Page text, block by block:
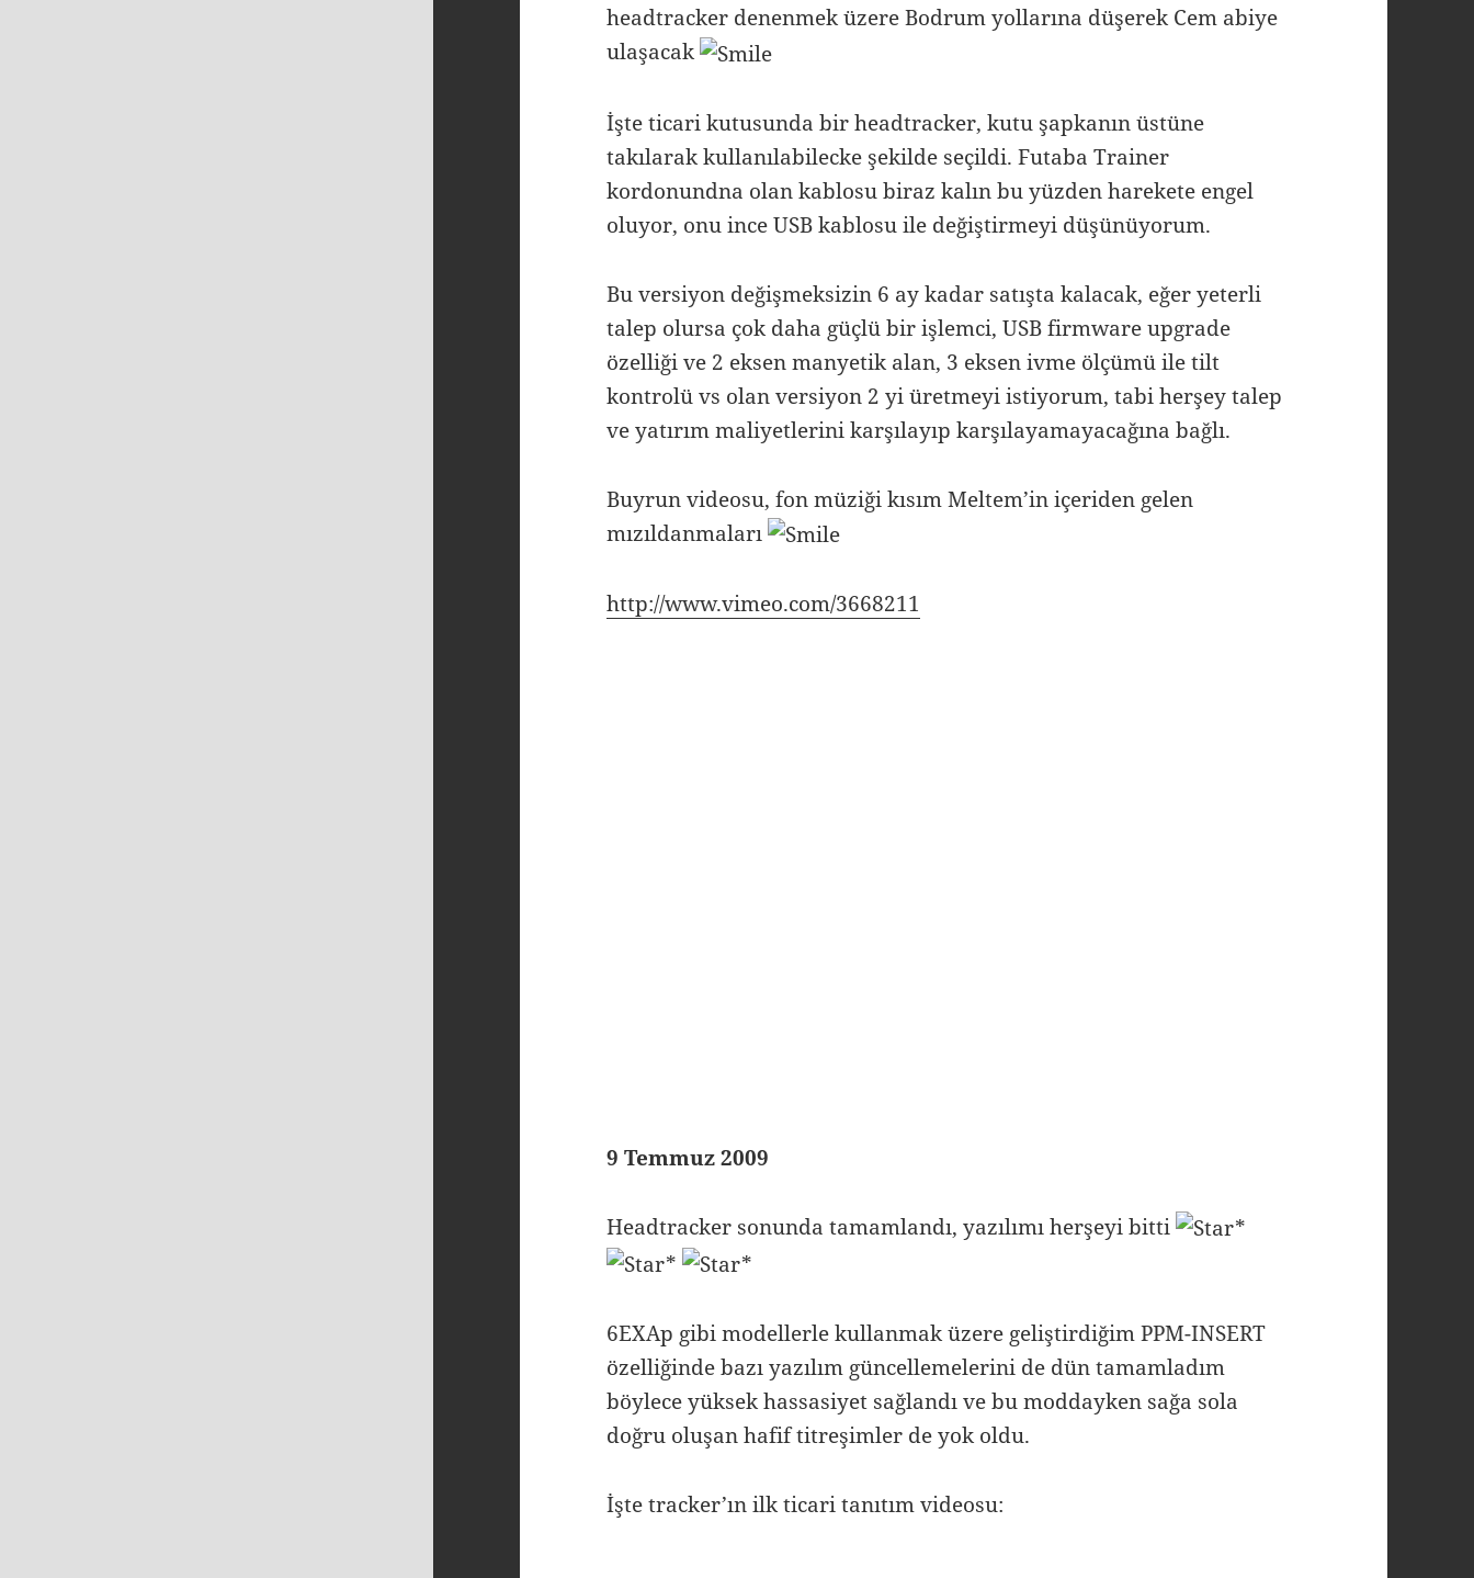
headtracker denenmek üzere Bodrum yollarına düşerek Cem abiye
ulaşacak
İşte ticari kutusunda bir headtracker, kutu şapkanın üstüne
takılarak kullanılabilecke şekilde seçildi. Futaba Trainer
kordonundna olan kablosu biraz kalın bu yüzden harekete engel
oluyor, onu ince USB kablosu ile değiştirmeyi düşünüyorum.
Bu versiyon değişmeksizin 6 ay kadar satışta kalacak, eğer yeterli
talep olursa çok daha güçlü bir işlemci, USB firmware upgrade
özelliği ve 2 eksen manyetik alan, 3 eksen ivme ölçümü ile tilt
kontrolü vs olan versiyon 2 yi üretmeyi istiyorum, tabi herşey talep
ve yatırım maliyetlerini karşılayıp karşılayamayacağına bağlı.
Buyrun videosu, fon müziği kısım Meltem’in içeriden gelen
mızıldanmaları
http://www.vimeo.com/3668211
9 Temmuz 2009
Headtracker sonunda tamamlandı, yazılımı herşeyi bitti
6EXAp gibi modellerle kullanmak üzere geliştirdiğim PPM-INSERT
özelliğinde bazı yazılım güncellemelerini de dün tamamladım
böylece yüksek hassasiyet sağlandı ve bu moddayken sağa sola
doğru oluşan hafif titreşimler de yok oldu.
İşte tracker’ın ilk ticari tanıtım videosu: